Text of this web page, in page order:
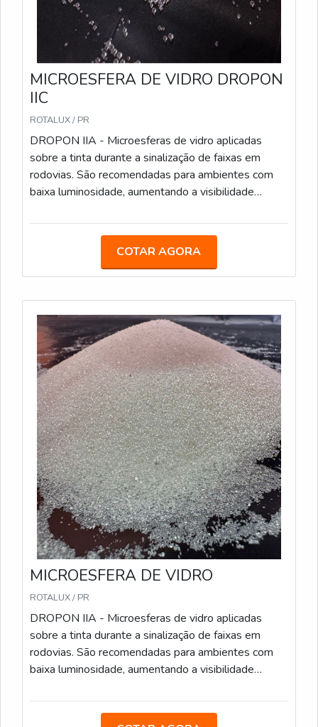
MICROESFERA DE VIDRO DROPON
IIC
ROTALUX / PR
DROPON IIA - Microesferas de vidro aplicadas
sobre a tinta durante a sinalização de faixas em
rodovias. São recomendadas para ambientes com
baixa luminosidade, aumentando a visibilidade
Aplicação: Aspersão, durante o processo de pintura;
especificações da Norma ABNT NBR 16184:2021.
DROPON IIC - Este tipo de microesfera é ideal para
Oferecem alta retroreflexão e são resistentes ao
desgaste. Caracteristicas Técnicas: Similar ao Tipo II-
A, com microesferas um pouco maiores; Sacos de
25 kg; Conformidade: Atende às especificações da
Norma ABNT NBR 16184:2021. PREMIX IB -
Microesferas pré-misturadas com a tinta durante o
processo de fabricação, garantindo uniformidade na
aplicação. São recomendadas para sinalizações que
precisam de alta durabilidade e visibilidade.
Características Técnicas: Método de Aplicação: Pré-
misturadas à tinta antes da aplicação; Sacos de 25
kg; Conformidade: Atende às especificações da
Norma ABNT NBR 16184:2021.
COTAR AGORA
MICROESFERA DE VIDRO
ROTALUX / PR
DROPON IIA - Microesferas de vidro aplicadas
sobre a tinta durante a sinalização de faixas em
rodovias. São recomendadas para ambientes com
baixa luminosidade, aumentando a visibilidade
Aplicação: Aspersão, durante o processo de pintura;